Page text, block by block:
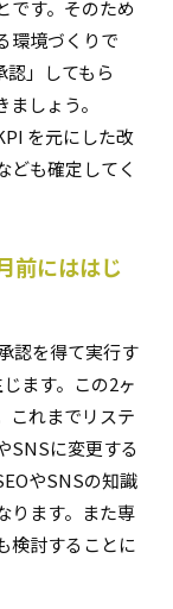
です。そのため
環境づくりで
認」してもら
しょう。
を元にした改
ども確定してく
前にははじ
認を得て実行す
ます。この2ヶ
これまでリステ
SNSに変更する
やSNSの知識
ります。また専
検討することに